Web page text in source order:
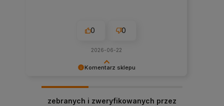
Komentarz sklepu
że jesteśmy na właściwym torze :) Z
0 0
2026-06-22
zebranych i zweryfikowanych przez